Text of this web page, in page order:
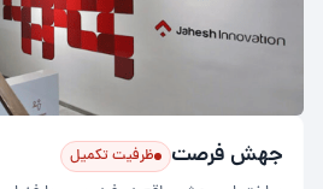
جهش فرصت ظرفیت تکمیل